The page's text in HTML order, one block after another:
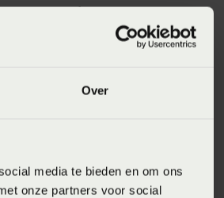
Over
media te bieden en om ons
onze partners voor social
een circulaire
het ontwerpen van
ontworpen,
alleen comfortabel
rust komt.